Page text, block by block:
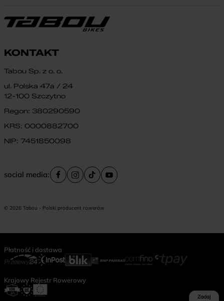
KONTAKT
Tabou Sp. z o. o.
ul. Polska 47a / 24
12-100 Szczytno
Regon: 380290590
KRS: 0000882700
NIP: 7451850098
social media:
© 2026 Tabou - Polski producent rowerów
Płatność i dostawa
Krajowy Rejestr Rowerowy
Zadaj